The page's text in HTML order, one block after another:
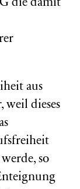
die damit
aus
weil dieses
so